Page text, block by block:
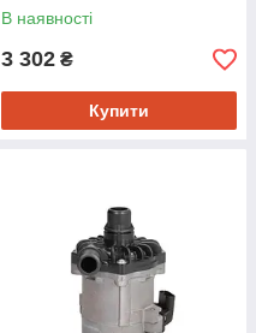
В наявності
3 302 ₴
Купити